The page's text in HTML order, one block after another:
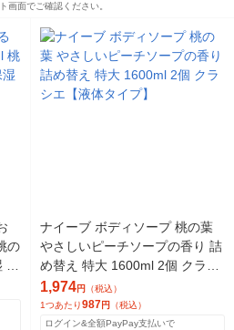
画面でご確認ください。
の
ナイーブ ボディソープ 桃の葉
やさしいピーチソープの香り 詰
め替え 特大 1600ml 2個 クラシ
エ【液体タイプ】
1,974円 （税込）
1つあたり987 円 （税込）
ログイン&全額PayPay支払いで